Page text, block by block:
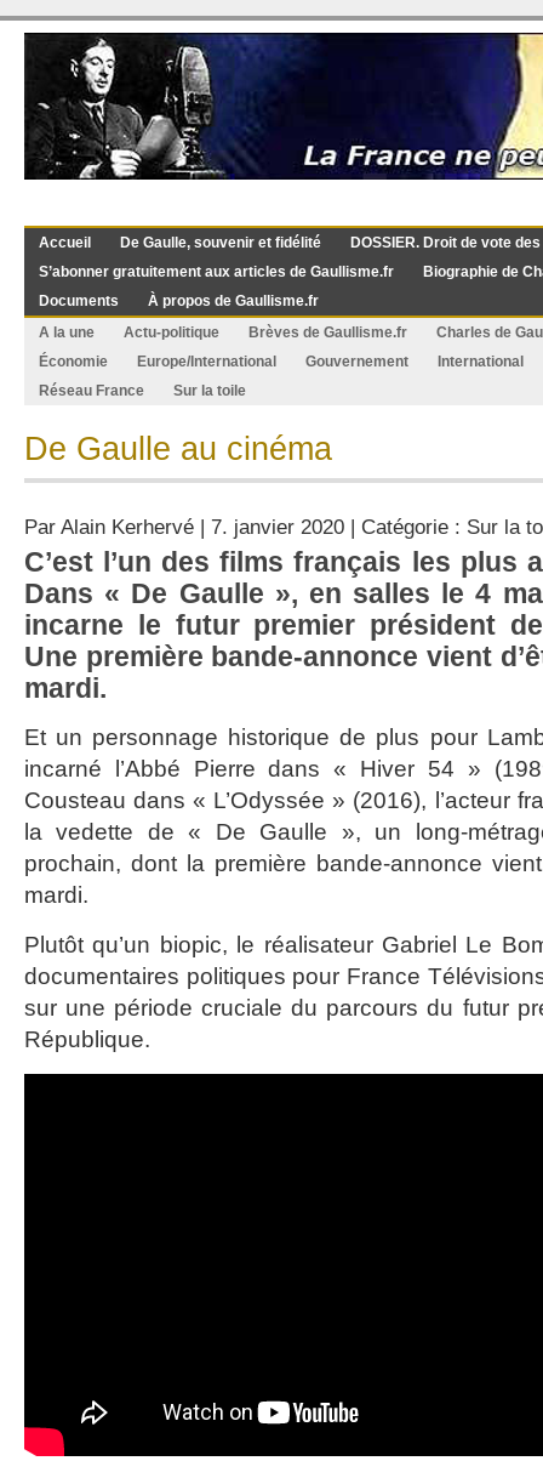
Accueil De Gaulle, souvenir et fidélité
DOSSIER. Droit de vote
S’abonner gratuitement aux articles de Gaullisme.fr
Biographie de
Documents
À propos de Gaullisme.fr
A la une
Actu-politique Brèves de Gaullisme.fr
Charles de
Économie
Europe/International Gouvernement
International
Réseau France
Sur la toile
De Gaulle au cinéma
Par Alain Kerhervé | 7. janvier 2020 | Catégorie : Sur la
C’est l’un des films français les plus
Dans « De Gaulle », en salles le 4
incarne le futur premier président
Une première bande-annonce vient
mardi.
Et un personnage historique de plus pour
incarné l’Abbé Pierre dans « Hiver 54 »
Cousteau dans « L’Odyssée » (2016), l’acteur
la vedette de « De Gaulle », un long-
prochain, dont la première bande-annonce
mardi.
Plutôt qu’un biopic, le réalisateur Gabriel Le
documentaires politiques pour France
sur une période cruciale du parcours du futur
République.